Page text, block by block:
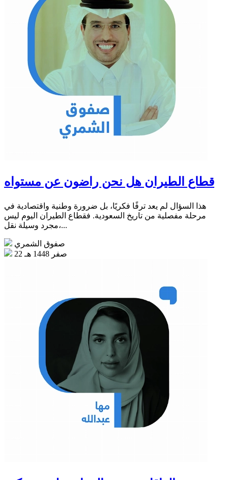
قطاع الطيران هل نحن راضون عن مستواه
هذا السؤال لم يعد ترفًا فكريًا، بل ضرورة وطنية واقتصادية في
مرحلة مفصلية من تاريخ السعودية. فقطاع الطيران اليوم ليس
مجرد وسيلة نقل،...
صفوق الشمري
22 صفر 1448 هـ